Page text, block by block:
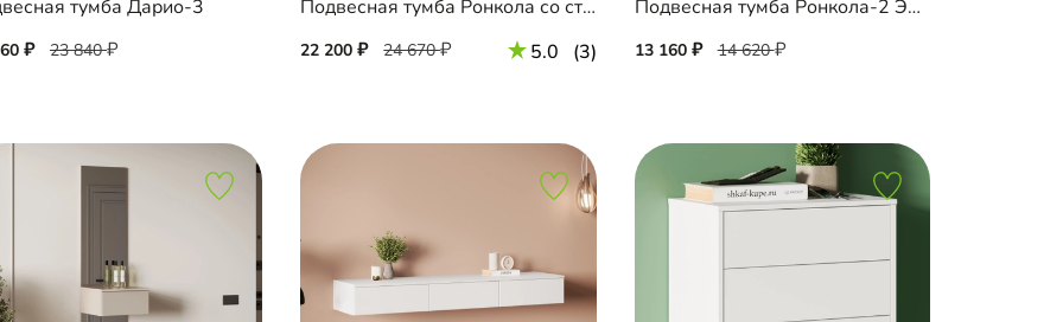
тумба Дарио-3
23 840
Подвесная тумба Ронкола со стеновой панелью
22 200 24 670 5.0 (3)
Подвесная тумба Ронкола-2 Эмаль
13 160 14 620